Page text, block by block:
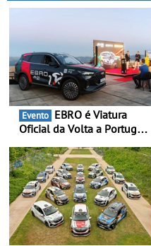
aftermarket - Reforço do
imobilização das viaturas
Evento
Oficial da Volta a Portugal
presença nacional ao lado
da mítica prova de ciclismo
e leva a sua gama SUV
multi-energia às estradas
de Portugal